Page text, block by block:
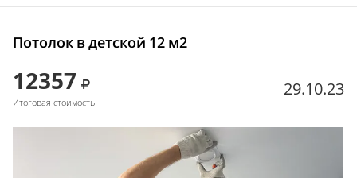
Потолок в детской 12 м2
12357
Итоговая стоимость
29.10.23